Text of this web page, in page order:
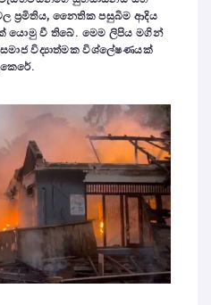
ප්‍රමිතිය, නෛතික පසුබිම ආදිය
යොමු වී තිබේ. මෙම ලිපිය මගින්
විද්‍යාත්මක විශ්ලේෂණයක්